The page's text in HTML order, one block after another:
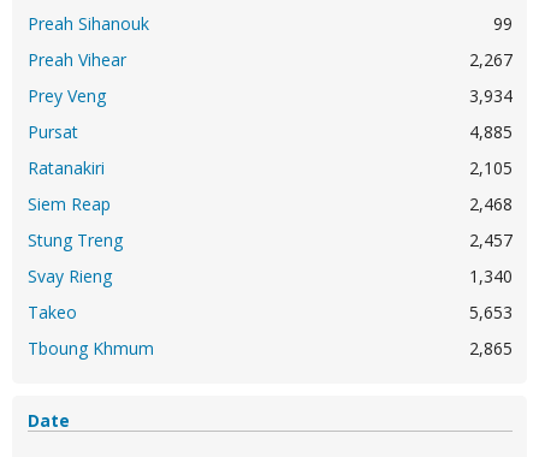
Preah Sihanouk
99
Preah Vihear
2,267
Prey Veng
3,934
Pursat
4,885
Ratanakiri
2,105
Siem Reap
2,468
Stung Treng
2,457
Svay Rieng
1,340
Takeo
5,653
Tboung Khmum
2,865
Date